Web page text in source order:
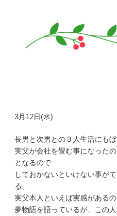
3月12日(水)
長男と次男との３人生活にもぼ
実父が会社を畳む事になった
となるので
しておかないといけない事が
る。
実父本人といえば実感がある
夢物語を語っているが、この